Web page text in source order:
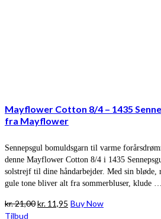
Mayflower Cotton 8/4 – 1435
fra Mayflower
Sennepsgul bomuldsgarn til varme
denne Mayflower Cotton 8/4 i 1435
solstrejf til dine håndarbejder. Med sin bløde,
gule tone bliver alt fra sommerbluser, klude …
kr.21,00Den
kr. 11,95 Den
Buy Now
Tilbud